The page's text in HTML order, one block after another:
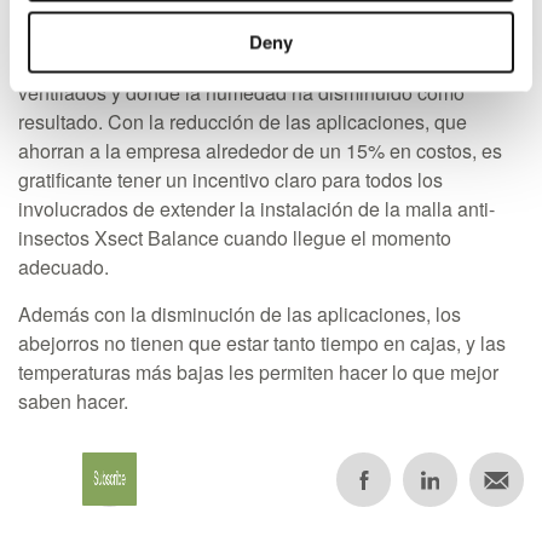
Deny
sido excelente, y no podría estar más de acuerdo.
Ahora puedo visitar invernaderos que están mejor
ventilados y donde la humedad ha disminuido como
resultado. Con la reducción de las aplicaciones, que
ahorran a la empresa alrededor de un 15% en costos, es
gratificante tener un incentivo claro para todos los
involucrados de extender la instalación de la malla anti-
insectos Xsect Balance cuando llegue el momento
adecuado.
Además con la disminución de las aplicaciones, los
abejorros no tienen que estar tanto tiempo en cajas, y las
temperaturas más bajas les permiten hacer lo que mejor
saben hacer.